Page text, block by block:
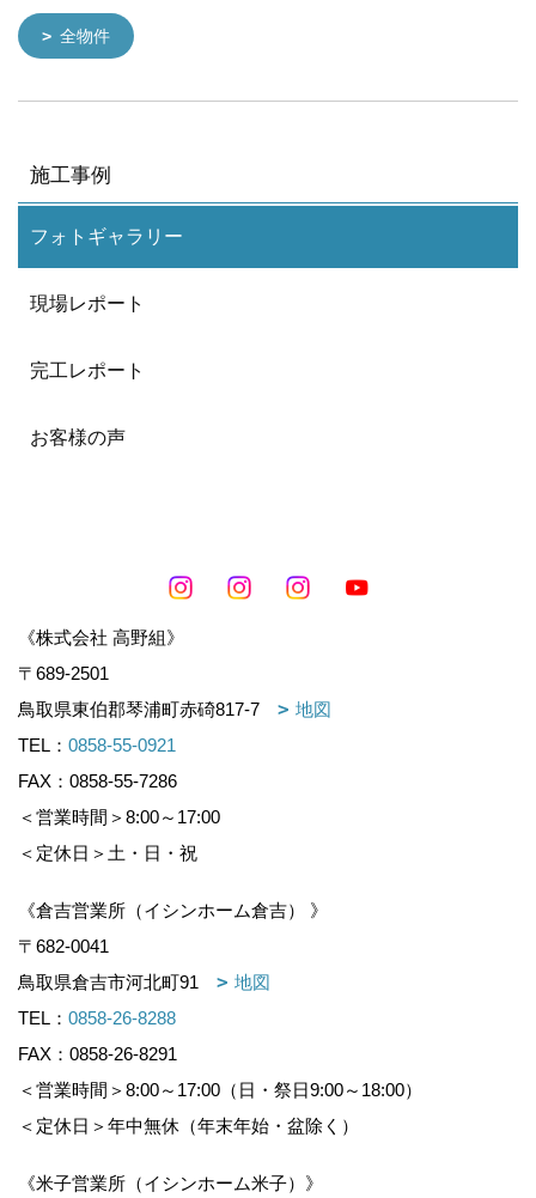
全物件
施工事例
フォトギャラリー
現場レポート
完工レポート
お客様の声
《株式会社 高野組》
〒689-2501
鳥取県東伯郡琴浦町赤碕817-7
地図
TEL： 0858-55-0921
FAX：0858-55-7286
＜営業時間＞8:00～17:00
＜定休日＞土・日・祝
《倉吉営業所（イシンホーム倉吉） 》
〒682-0041
鳥取県倉吉市河北町91
地図
TEL： 0858-26-8288
FAX：0858-26-8291
＜営業時間＞8:00～17:00（日・祭日9:00～18:00）
＜定休日＞年中無休（年末年始・盆除く）
《米子営業所（イシンホーム米子）》